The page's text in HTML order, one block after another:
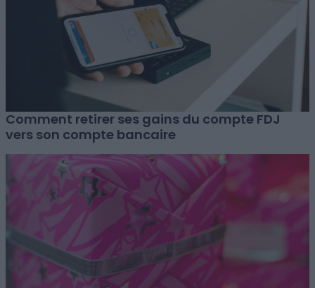
Comment retirer ses gains du compte FDJ
vers son compte bancaire